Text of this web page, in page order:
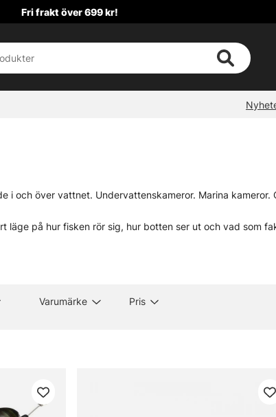
Fri frakt över 699 kr!
i och över vattnet. Undervattenskameror. Marina
läge på hur fisken rör sig, hur botten ser ut och vad som
Varumärke Pris